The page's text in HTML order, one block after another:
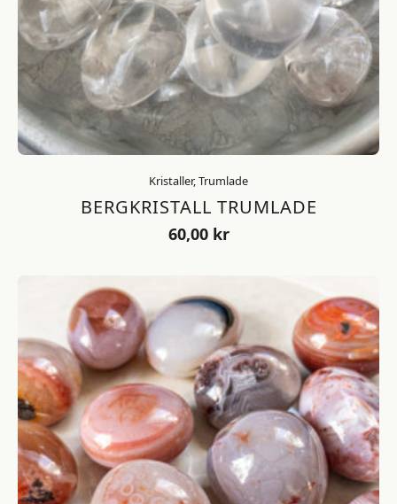
Kristaller, Trumlade
BERGKRISTALL TRUMLADE
60,00 kr